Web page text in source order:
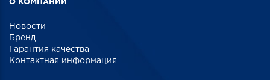
Новости
Бренд
Гарантия качества
Контактная информация